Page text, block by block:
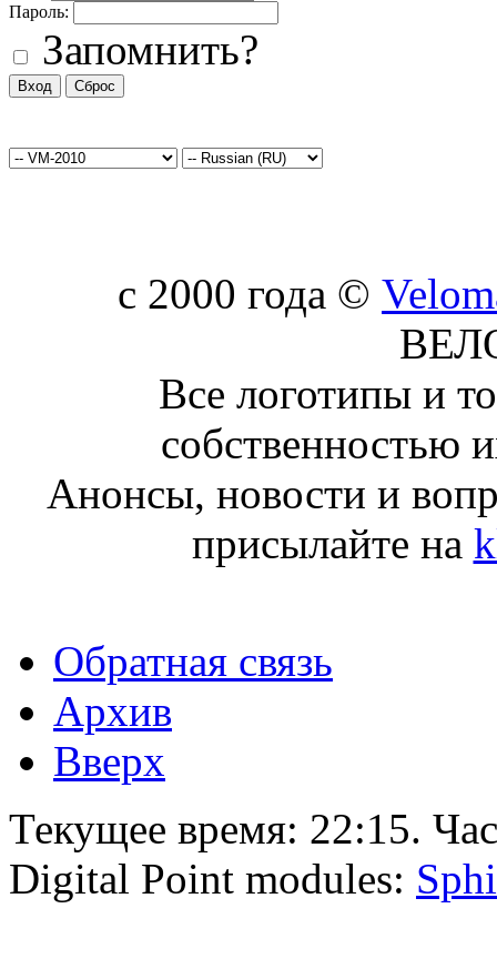
Пароль:
Запомнить?
c 2000 года ©
Все логотипы и
собственностью
Анонсы, новости и
присылайте на
Обратная связь
Архив
Вверх
Текущее время: 22:15.
Digital Point modules: